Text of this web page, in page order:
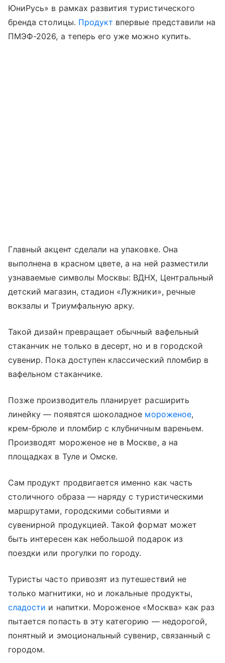
ЮниРусь» в рамках развития туристического
бренда столицы. Продукт впервые представили на
ПМЭФ-2026, а теперь его уже можно купить.
Главный акцент сделали на упаковке. Она
выполнена в красном цвете, а на ней разместили
узнаваемые символы Москвы: ВДНХ, Центральный
детский магазин, стадион «Лужники», речные
вокзалы и Триумфальную арку.
Такой дизайн превращает обычный вафельный
стаканчик не только в десерт, но и в городской
сувенир. Пока доступен классический пломбир в
вафельном стаканчике.
Позже производитель планирует расширить
линейку — появятся шоколадное мороженое,
крем-брюле и пломбир с клубничным вареньем.
Производят мороженое не в Москве, а на
площадках в Туле и Омске.
Сам продукт продвигается именно как часть
столичного образа — наряду с туристическими
маршрутами, городскими событиями и
сувенирной продукцией. Такой формат может
быть интересен как небольшой подарок из
поездки или прогулки по городу.
Туристы часто привозят из путешествий не
только магнитики, но и локальные продукты,
сладости и напитки. Мороженое «Москва» как раз
пытается попасть в эту категорию — недорогой,
понятный и эмоциональный сувенир, связанный с
городом.